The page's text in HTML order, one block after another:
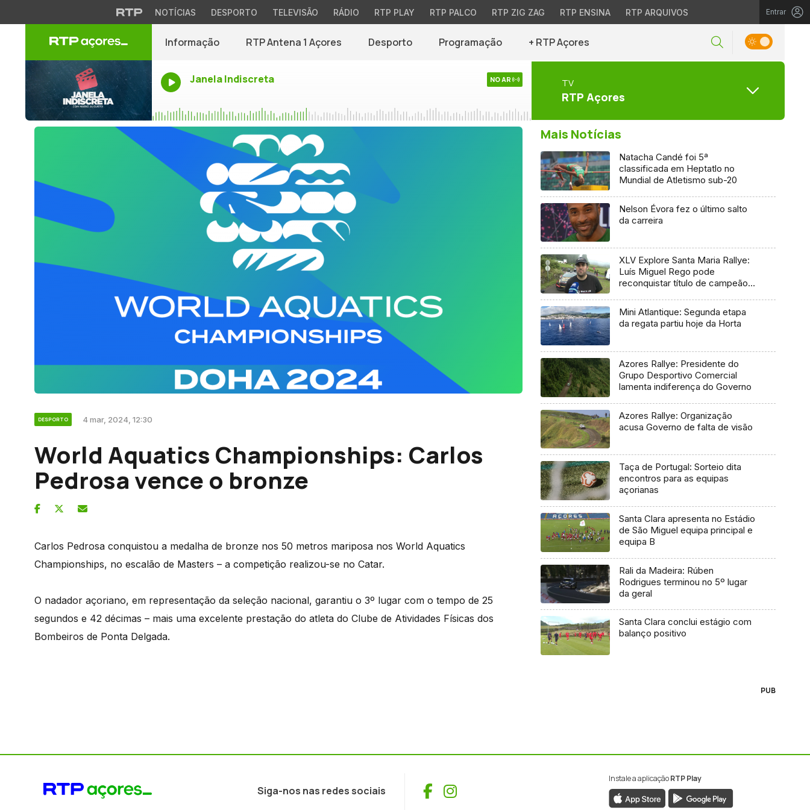
NOTÍCIAS DESPORTO TELEVISÃO RÁDIO RTP PLAY RTP PALCO RTP ZIG ZAG RTP ENSINA RTP ARQUIVOS Entrar
Informação RTP Antena 1 Açores Desporto Programação + RTP Açores
Janela Indiscreta NO AR TV
RTP Açores
DESPORTO 4 mar, 2024, 12:30
World Aquatics Championships: Carlos
Pedrosa vence o bronze
Carlos Pedrosa conquistou a medalha de bronze nos 50 metros mariposa nos World Aquatics
Championships, no escalão de Masters – a competição realizou-se no Catar.
O nadador açoriano, em representação da seleção nacional, garantiu o 3º lugar com o tempo de 25
segundos e 42 décimas – mais uma excelente prestação do atleta do Clube de Atividades Físicas dos
Bombeiros de Ponta Delgada.
Mais Notícias
Natacha Candé foi 5ª
classificada em Heptatlo no
Mundial de Atletismo sub-20
Nelson Évora fez o último salto
da carreira
XLV Explore Santa Maria Rallye:
Luís Miguel Rego pode
reconquistar título de campeão
Mini Atlantique: Segunda etapa
da regata partiu hoje da Horta
Azores Rallye: Presidente do
Grupo Desportivo Comercial
lamenta indiferença do Governo
Azores Rallye: Organização
acusa Governo de falta de visão
Taça de Portugal: Sorteio dita
encontros para as equipas
açorianas
Santa Clara apresenta no Estádio
de São Miguel equipa principal e
equipa B
Rali da Madeira: Rúben
Rodrigues terminou no 5º lugar
da geral
Santa Clara conclui estágio com
balanço positivo
PUB
Siga-nos nas redes sociais Facebook
Instagram
Instale a aplicaçãoRTP Play